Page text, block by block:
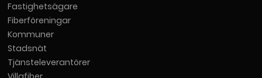
Fastighetsägare
Fiberföreningar
Kommuner
Stadsnät
Tjänsteleverantörer